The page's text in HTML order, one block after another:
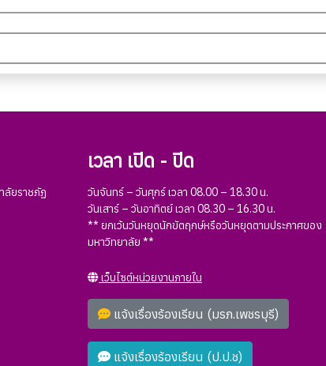
ลัยราชภัฏ
เวลา เปิด - ปิด
วันจันทร์ – วันศุกร์ เวลา 08.00 – 18.30 น.
วันเสาร์ – วันอาทิตย์ เวลา 08.30 – 16.30 น.
** ยกเว้นวันหยุดนักขัตฤกษ์หรือวันหยุดตามประกาศของ
มหาวิทยาลัย **
เว็บไซต์หน่วยงานภายใน
แจ้งเรื่องร้องเรียน (มรภ.เพชรบุรี)
แจ้งเรื่องร้องเรียน (ป.ป.ช)